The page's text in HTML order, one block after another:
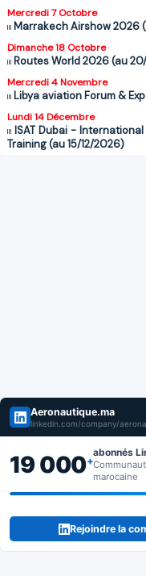
Mercredi 7 Octobre
Marrakech Airshow 2026
Dimanche 18 Octobre
Routes World 2026 (au
Mercredi 4 Novembre
Libya aviation Forum &
Lundi 14 Décembre
ISAT Dubai -
Training (au 15/12/2026)
Aeronautique.ma
linkedin.com/company/
19 000+
abonnés
marocaine
Rejoindre la